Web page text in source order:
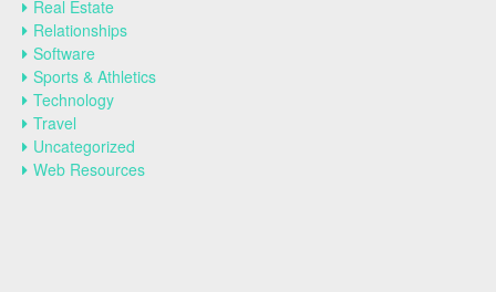
Real Estate
Relationships
Software
Sports & Athletics
Technology
Travel
Uncategorized
Web Resources